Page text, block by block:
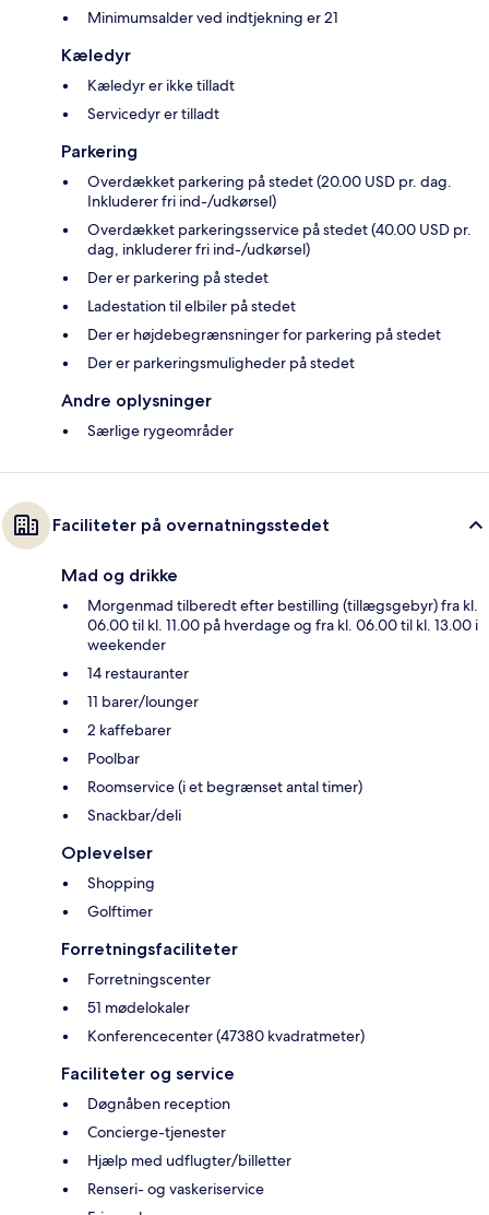
Minimumsalder ved indtjekning er 21
Kæledyr
Kæledyr er ikke tilladt
Servicedyr er tilladt
Parkering
Overdækket parkering på stedet (20.00 USD pr. dag.
Inkluderer fri ind-/udkørsel)
Overdækket parkeringsservice på stedet (40.00 USD pr.
dag, inkluderer fri ind-/udkørsel)
Der er parkering på stedet
Ladestation til elbiler på stedet
Der er højdebegrænsninger for parkering på stedet
Der er parkeringsmuligheder på stedet
Andre oplysninger
Særlige rygeområder
Faciliteter på overnatningsstedet
Mad og drikke
Morgenmad tilberedt efter bestilling (tillægsgebyr) fra kl.
06.00 til kl. 11.00 på hverdage og fra kl. 06.00 til kl. 13.00 i
weekender
14 restauranter
11 barer/lounger
2 kaffebarer
Poolbar
Roomservice (i et begrænset antal timer)
Snackbar/deli
Oplevelser
Shopping
Golftimer
Forretningsfaciliteter
Forretningscenter
51 mødelokaler
Konferencecenter (47380 kvadratmeter)
Faciliteter og service
Døgnåben reception
Concierge-tjenester
Hjælp med udflugter/billetter
Renseri- og vaskeriservice